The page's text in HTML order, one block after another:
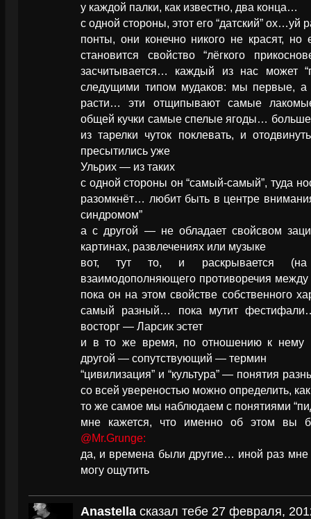
у каждой палки, как известно, два конца…
с одной стороны, этот его “датский” ох…уй
понты, они конечно никого не красят, но
становится свойство “лёгкого
засчитывается… каждый из нас может
следущими типом мудаков: мы первые,
расти… эти отщипывают самые
общей кучки самые спелые ягоды… больше
из тарелки чуток поклевать, и
пресытились уже
Ульрих — из таких
с одной стороны он “самый-самый”, туда
разомкнёт… любит быть в центре
синдромом”
а с другой — не обладает свойсвом
картинах, развлечениях или музыке
вот, тут то, и раскрывается (на
взаимодополняющего противоречия между
пока он на этом свойстве собственного
самый разный… пока мутит
восторг — Ларсик эстет
и в то же время, по отношению к нему
другой — сопутствующий — термин
“цивилизация” и “культура” — понятия
со всей увереностью можно определить,
то же самое мы наблюдаем с понятиями
мне кажется, что именно об этом вы
@Mr.Grunge:
да, и времена были другие… иной раз мне
могу ощутить
Anastella сказал тебе 27 февраля,